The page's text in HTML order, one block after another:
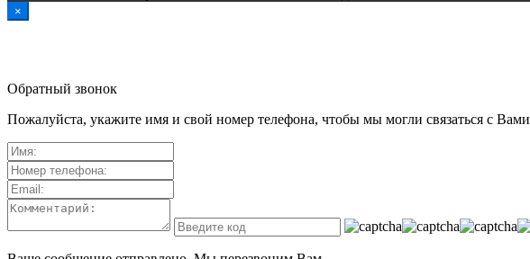
×
Обратный звонок
Пожалуйста, укажите имя и свой номер телефона, чтобы мы могли связаться с Вами